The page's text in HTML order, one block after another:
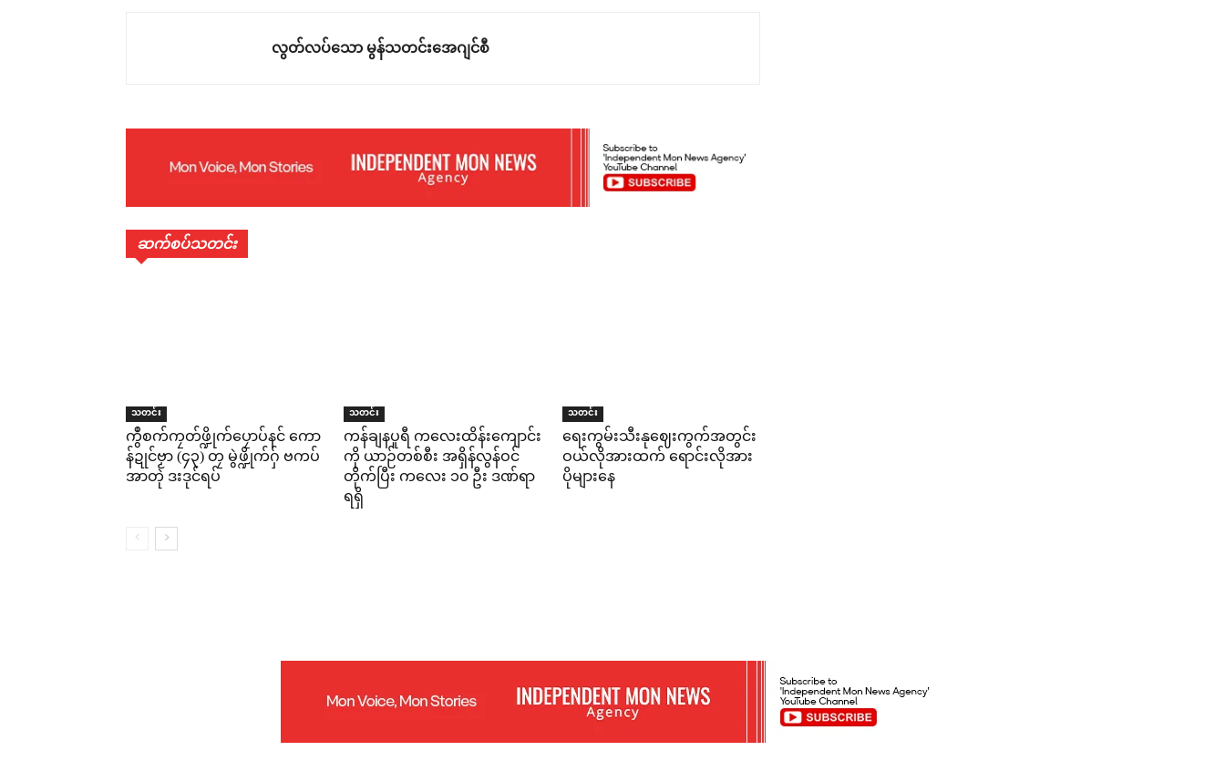
လွတ်လပ်သော မွန်သတင်းအေဂျင်စီ
ဆက်စပ်သတင်း
သတင်း
ကွဳစက်ကၠတ်ဖ္ဍိုက်ပၠောပ်နင် ကော
န်ဍုင်ဗၟာ (၄၃) တၠ မွဲဖ္ဍိုက်ဂှ် ဗကပ်
အာတုဲ ဒးဒုင်ရပ်
သတင်း
ကန်ချနပူရီ ကလေးထိန်းကျောင်း
ကို ယာဉ်တစ်စီး အရှိန်လွန်ဝင်
တိုက်ပြီး ကလေး ၁၀ ဦး ဒဏ်ရာ
ရရှိ
သတင်း
ရေးကွမ်းသီးနုဈေးကွက်အတွင်း
ဝယ်လိုအားထက် ရောင်းလိုအား
ပိုများနေ